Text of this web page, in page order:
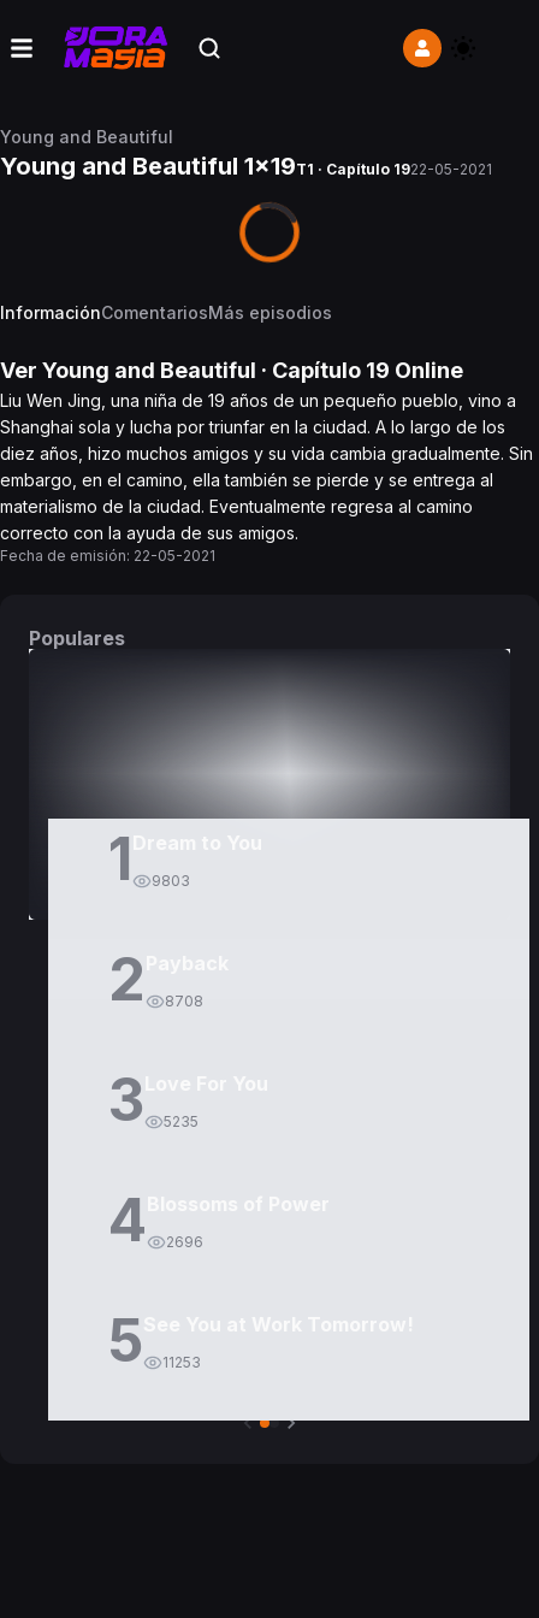
Young and Beautiful
Young and Beautiful 1x19T1 · Capítulo 1922-05-2021
InformaciónComentariosMás episodios
Ver Young and Beautiful · Capítulo 19 Online
Liu Wen Jing, una niña de 19 años de un pequeño pueblo, vino a
Shanghai sola y lucha por triunfar en la ciudad. A lo largo de los
diez años, hizo muchos amigos y su vida cambia gradualmente. Sin
embargo, en el camino, ella también se pierde y se entrega al
materialismo de la ciudad. Eventualmente regresa al camino
correcto con la ayuda de sus amigos.
Fecha de emisión: 22-05-2021
Populares
1 9803
2 8708
3 5235
4 2696
5 11253